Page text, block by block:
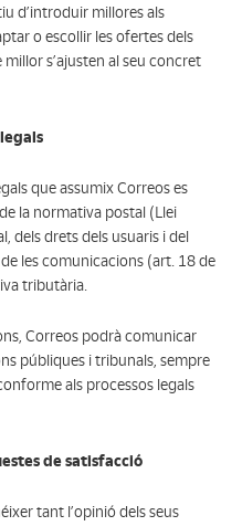
d’introduir millores als
o escollir les ofertes dels
s’ajusten al seu concret
que assumix Correos es
la normativa postal (Llei
dels drets dels usuaris i del
les comunicacions (art. 18 de
tributària.
Correos podrà comunicar
públiques i tribunals, sempre
als processos legals
de satisfacció
tant l’opinió dels seus